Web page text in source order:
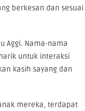
berkesan dan sesuai
Aggi. Nama-nama
untuk interaksi
kasih sayang dan
mereka, terdapat